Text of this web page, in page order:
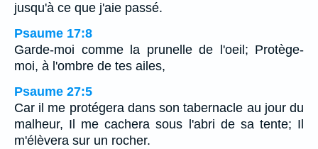
jusqu'à ce que j'aie passé.
Psaume 17:8
Garde-moi comme la prunelle de l'oeil; Protège-
moi, à l'ombre de tes ailes,
Psaume 27:5
Car il me protégera dans son tabernacle au jour du
malheur, Il me cachera sous l'abri de sa tente; Il
m'élèvera sur un rocher.